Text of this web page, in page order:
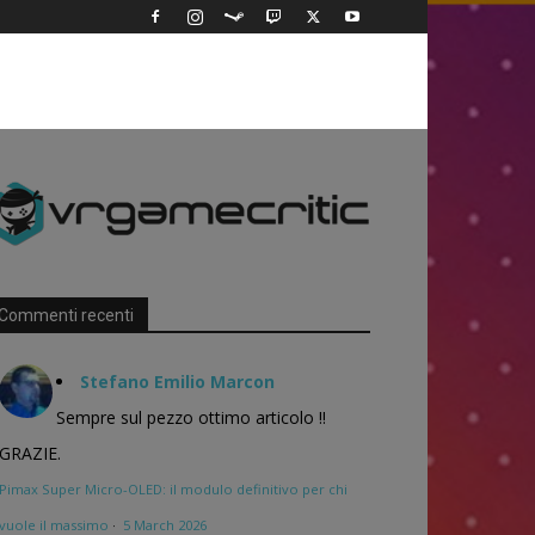
recenti
Stefano Emilio Marcon
Sempre sul pezzo ottimo articolo !!
GRAZIE.
Pimax Super Micro-OLED: il modulo definitivo per chi
vuole il massimo · 5 March 2026